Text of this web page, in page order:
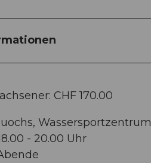
CHF 170.00
Wassersportzentrum
- 20.00 Uhr